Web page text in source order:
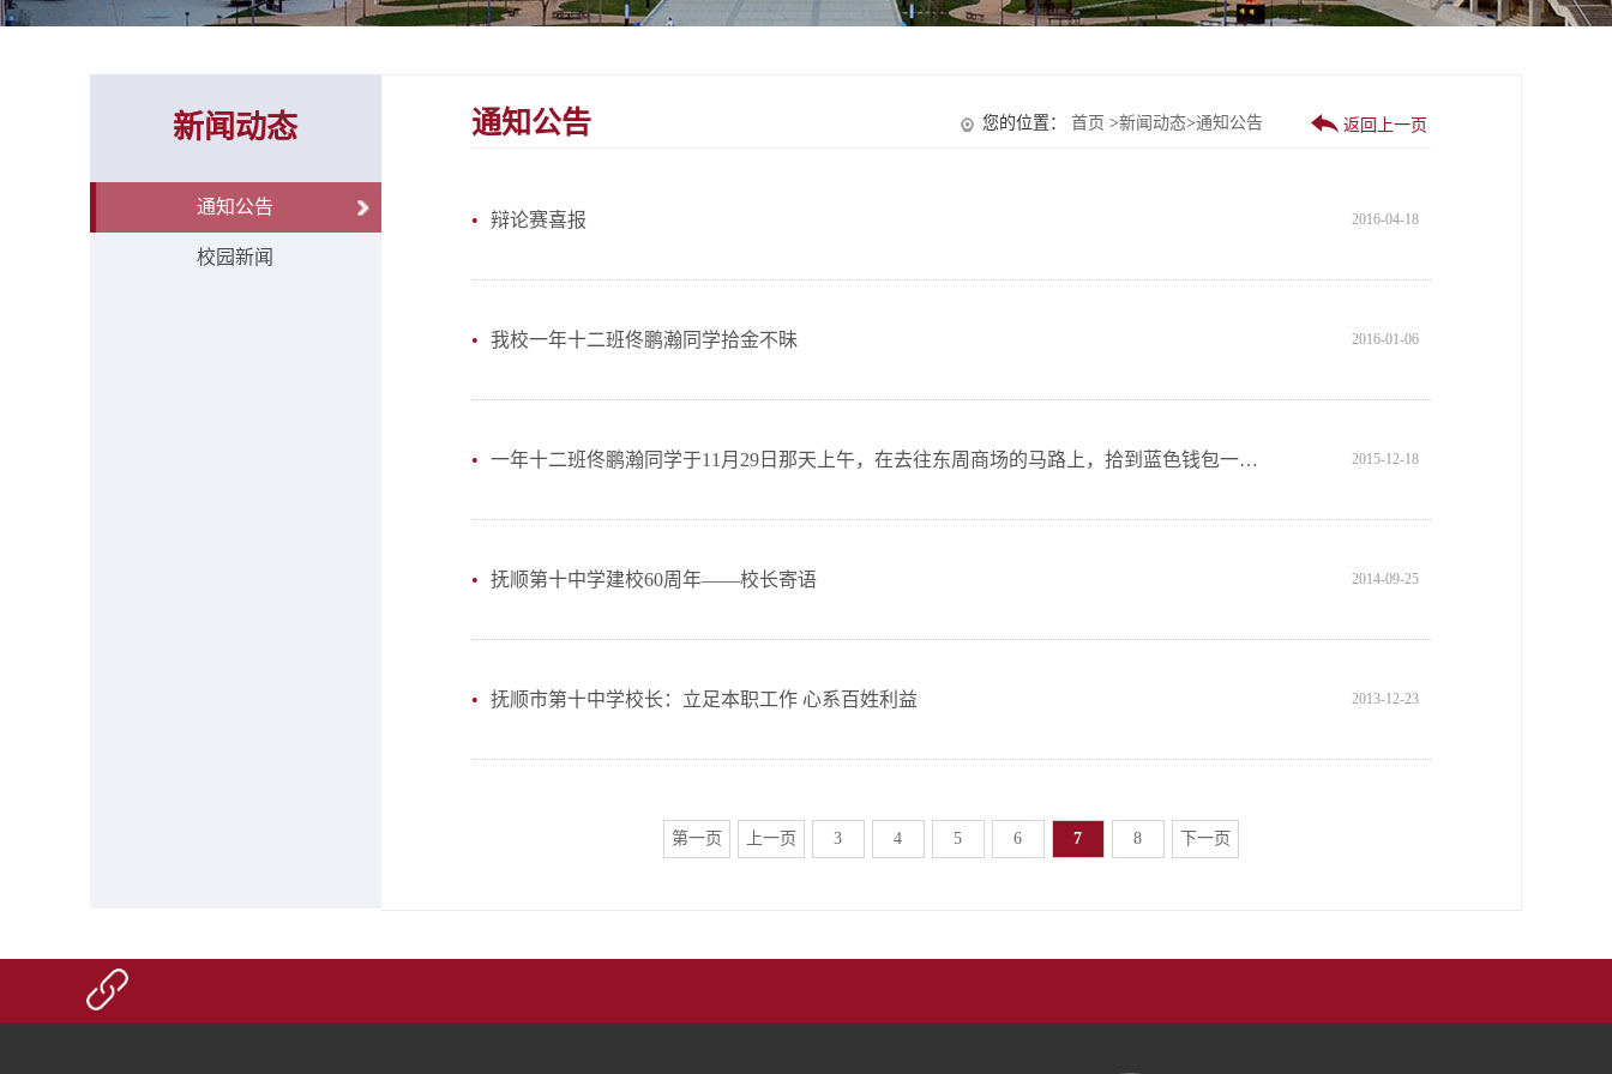
新闻动态
通知公告
校园新闻
通知公告 您的位置： 首页 >新闻动态>通知公告  返回上一页
• 辩论赛喜报 2016-04-18
• 我校一年十二班佟鹏瀚同学拾金不昧 2016-01-06
• 一年十二班佟鹏瀚同学于11月29日那天上午，在去往东周商场的马路上，拾到蓝色钱包一个，内有现金等重要文件，他在原地等待失主，见无人询问，打开钱包，看见里面失主的联系电话，主动联系失主，交还钱包。让失主感动万分，拿出一部分现金要做为酬谢，佟鹏瀚同学婉拒了失主的好意，对失主说这是我应该做的。失主为把这个正能量行为传递给社会，请来了新北方电台对佟鹏瀚同学拾金不昧的行为进行了报道，广泛宣传。为我们十中增添光彩，十中也为有这样的学生感到骄傲。学校对佟鹏瀚同学这种拾金不昧的精神进行了表彰，被抚顺十中评为“拾金不昧之星 2015-12-18
• 抚顺第十中学建校60周年——校长寄语 2014-09-25
• 抚顺市第十中学校长：立足本职工作 心系百姓利益 2013-12-23
第一页 上一页 3 4 5 6 7 8 下一页